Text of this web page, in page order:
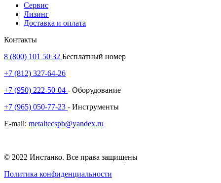
Сервис
Лизинг
Доставка и оплата
Контакты
8 (800) 101 50 32 Бесплатный номер
+7 (812) 327-64-26
+7 (950) 222-50-04 - Оборудование
+7 (965) 050-77-23 - Инструменты
E-mail: metaltecspb@yandex.ru
© 2022 Инстанко. Все права защищены
Политика конфиденциальности